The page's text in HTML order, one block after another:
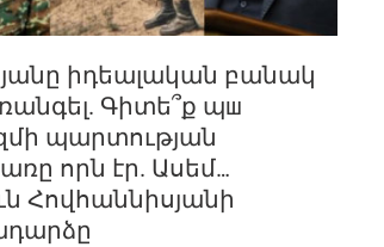
իդեալական բանակ
Գիտե՞ք պш
պարտության
որն էր. Ասեմ…
Հովհաննիսյանի